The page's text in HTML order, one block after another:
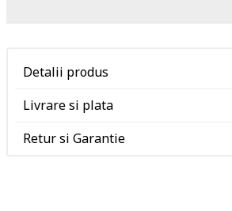
Detalii produs
Livrare si plata
Retur si Garantie